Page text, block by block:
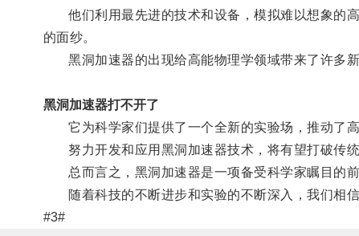
他们利用最先进的技术和设备，模拟难以想象的高
的面纱。
黑洞加速器的出现给高能物理学领域带来了许多新
黑洞加速器打不开了
它为科学家们提供了一个全新的实验场，推动了高
努力开发和应用黑洞加速器技术，将有望打破传统
总而言之，黑洞加速器是一项备受科学家瞩目的前
随着科技的不断进步和实验的不断深入，我们相信
#3#